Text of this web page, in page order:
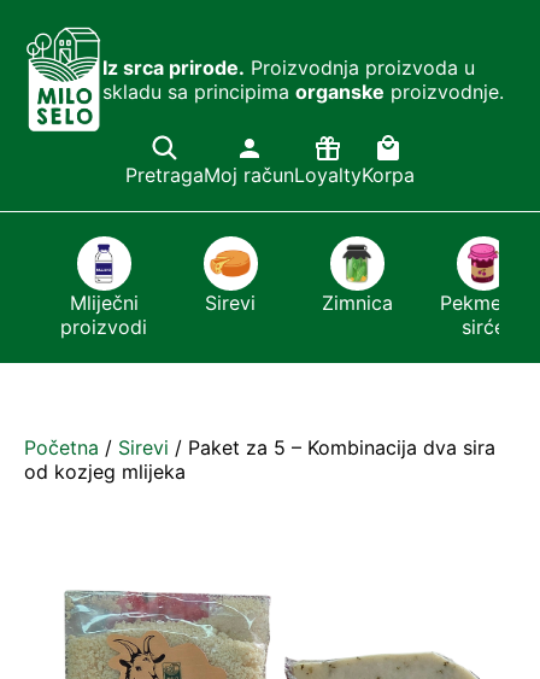
Iz srca prirode. Proizvodnja proizvoda u
skladu sa principima organske proizvodnje.
PretragaMoj računLoyaltyKorpa
Mliječni
proizvodi
Sirevi Zimnica
Pekmezi i
sirće
Početna / Sirevi / Paket za 5 – Kombinacija dva sira
od kozjeg mlijeka